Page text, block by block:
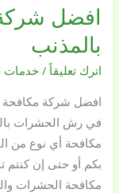
افضل
بالمذنب
اترك تعليقاً / خدمات
افضل شركة مكافحة
في رش الحشرات
مكافحة أي نوع من
بكم أو حتى إن كنتم
مكافحة الحشرات
افضل
شركة
مكافحة
حشرات
بالمذنب